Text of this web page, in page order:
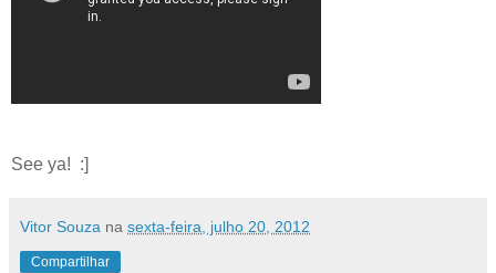
See ya! :]
Vitor Souza na sexta-feira, julho 20, 2012
Compartilhar